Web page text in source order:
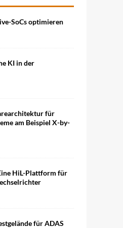
SoCs optimieren
KI in der
für
am Beispiel X-by-
HiL-Plattform für
für ADAS